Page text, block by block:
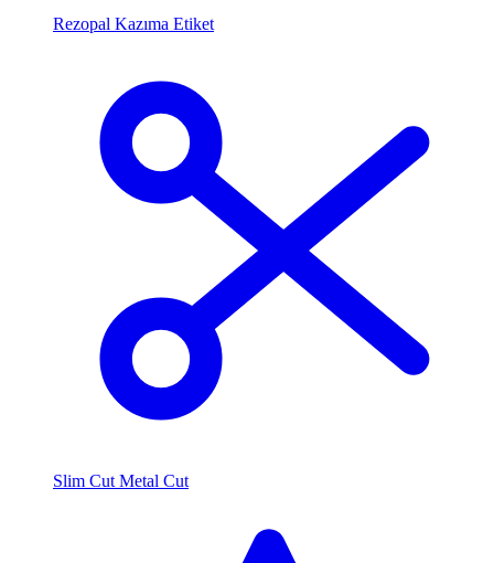
Rezopal Kazıma Etiket
Slim Cut Metal Cut